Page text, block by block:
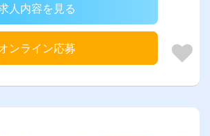
人内容を見る
ンライン応募